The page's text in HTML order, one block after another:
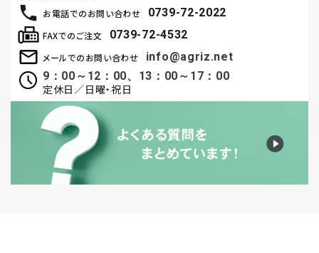
お電話でのお問い合わせ 0739-72-2022
メールでのお問い合わせ
info@agriz.net
9：00～12：00、13：00～17：00
定休日／日曜・祝日
FAXでのご注文 0739-72-4532